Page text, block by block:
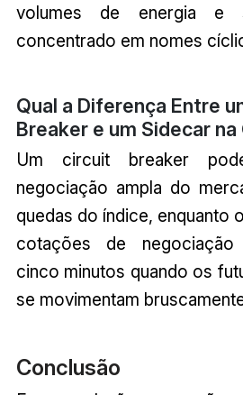
volumes de energia e
concentrado em nomes
Qual a Diferença Entre
Breaker e um Sidecar na
Um circuit breaker
negociação ampla do
quedas do índice, enquanto
cotações de
cinco minutos quando os
se movimentam
Conclusão